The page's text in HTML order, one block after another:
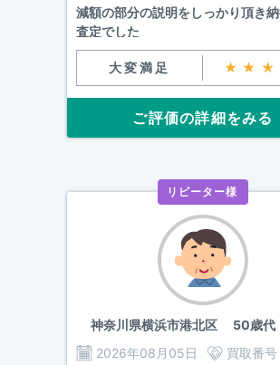
減額の部分の説明をしっかり頂き納
査定でした
大変満足
ご評価の詳細をみる
リピーター様
神奈川県横浜市港北区50歳代
2026年08月05日
買取番号